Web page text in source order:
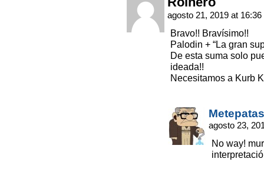
agosto 21, 2019 at 16:36
Bravo!! Bravísimo!!
Palodin + “La gran
De esta suma solo
ideada!!
Necesitamos a Kurb
Metepatas
agosto 23,
No way!